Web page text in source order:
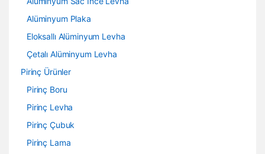
Alüminyum Plaka
Eloksallı Alüminyum Levha
Çetalı Alüminyum Levha
Pirinç Ürünler
Pirinç Boru
Pirinç Levha
Pirinç Çubuk
Pirinç Lama